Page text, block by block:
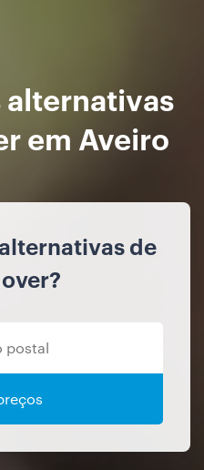
alternativas
em Aveiro
de